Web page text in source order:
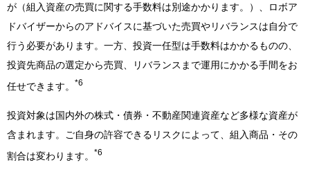
が（組入資産の売買に関する手数料は別途かかります。）、ロボア
ドバイザーからのアドバイスに基づいた売買やリバランスは自分で
行う必要があります。一方、投資一任型は手数料はかかるものの、
投資先商品の選定から売買、リバランスまで運用にかかる手間をお
任せできます。
*6
投資対象は国内外の株式・債券・不動産関連資産など多様な資産が
含まれます。ご自身の許容できるリスクによって、組入商品・その
割合は変わります。
*6